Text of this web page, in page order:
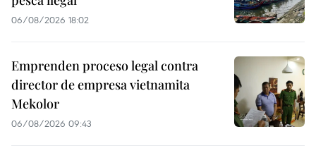
06/08/2026 18:02
Emprenden proceso legal contra
director de empresa vietnamita
Mekolor
06/08/2026 09:43